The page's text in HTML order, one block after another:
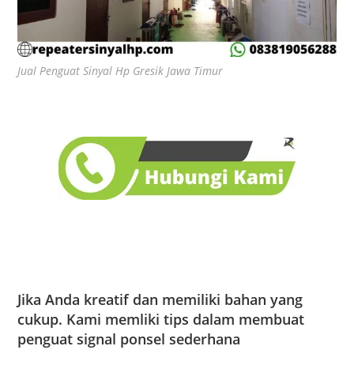
Jual Penguat Sinyal Hp Gresik Jawa Timur
Jika Anda kreatif dan memiliki bahan yang
cukup. Kami memliki tips dalam membuat
penguat signal ponsel sederhana